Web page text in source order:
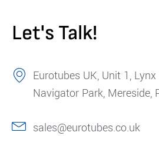
Let's Talk!
Eurotubes UK, Unit 1,
Navigator Park, Mereside,
sales@eurotubes.co.uk